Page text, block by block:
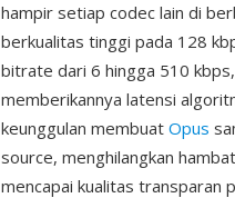
hampir setiap codec lain di
berkualitas tinggi pada 128
bitrate dari 6 hingga 510
memberikannya latensi
keunggulan membuat Opus
source, menghilangkan
mencapai kualitas transparan